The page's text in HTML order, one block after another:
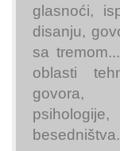
glasnoći,
disanju,
sa
oblasti
govora,
besedništva.